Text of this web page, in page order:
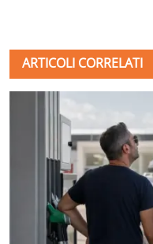
ARTICOLI CORRELATI